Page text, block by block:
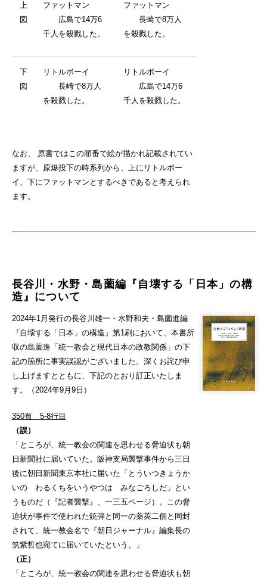
上
図
ファットマン
広島で14万6
千人を殺戮した。
ファットマン
長崎で8万人
を殺戮した。
下
図
リトルボーイ
長崎で8万人
を殺戮した。
リトルボーイ
広島で14万6
千人を殺戮した。
なお、 原書ではこの順番で絵が描かれ記載されてい
ますが、原爆投下の時系列から、上にリトルボー
イ、下にファットマンとするべきであると考えられ
ます。
長谷川・水野・島薗編『自壊する「日本」の構
造』について
2024年1月発行の長谷川雄一・水野和夫・島薗進編
『自壊する「日本」の構造』第1刷において、本書所
収の島薗進「統一教会と現代日本の政教関係」の下
記の箇所に事実誤認がございました。深くお詫び申
し上げますとともに、下記のとおり訂正いたしま
す。（2024年9月9日）
350頁 5-8行目
（誤）
「ところが、統一教会の関連を思わせる脅迫状も朝
日新聞社に届いていた。阪神支局襲撃事件から三日
後に朝日新聞東京本社に届いた「とういつきょうか
いの わるくちをいうやつは みなごろしだ」とい
うものだ（『記者襲撃』、一三五ページ）。この脅
迫状が事件で使われた銃弾と同一の薬莢二個と同封
されて、統一教会名で『朝日ジャーナル』編集長の
筑紫哲也宛てに届いていたという。」
（正）
「ところが、統一教会の関連を思わせる脅迫状も朝